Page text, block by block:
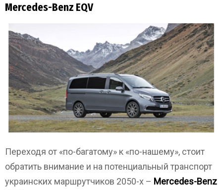
Mercedes-Benz EQV
Переходя от «по-багатому» к «по-нашему», стоит
обратить внимание и на потенциальный транспорт
украинских маршрутчиков 2050-х – Mercedes-Benz